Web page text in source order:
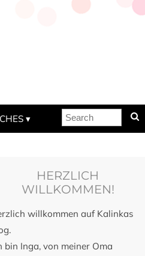
HERZLICH
WILLKOMMEN!
willkommen auf Kalinkas
bin Inga, von meiner Oma